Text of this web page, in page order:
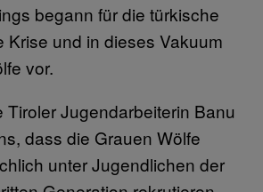
begann für die türkische
Krise und in dieses Vakuum
vor.
Tiroler Jugendarbeiterin Banu
dass die Grauen Wölfe
unter Jugendlichen der